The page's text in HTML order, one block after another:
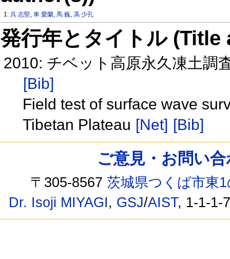
1:呉 志堅,車 愛蘭,馬 巍,馮 少孔
発行年とタイトル
2010: チベット高原永久凍土調
[Bib]
Field test of surface wave
Tibetan Plateau [Net] [Bib]
ご意見・お問い
〒305-8567茨城県つくば市東
Dr. Isoji MIYAGI, GSJ/AIST, 1-1-1-